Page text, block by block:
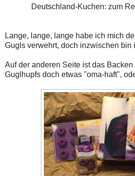
Deutschland-Kuchen: zum
Lange, lange, lange habe ich mich
Gugls verwehrt, doch inzwischen bin
Auf der anderen Seite ist das
Guglhupfs doch etwas "oma-haft",